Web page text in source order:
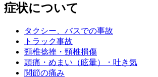
症状について
タクシー、バスでの事故
トラック事故
頸椎捻挫・頸椎損傷
頭痛・めまい（眩暈）・吐き気
関節の痛み